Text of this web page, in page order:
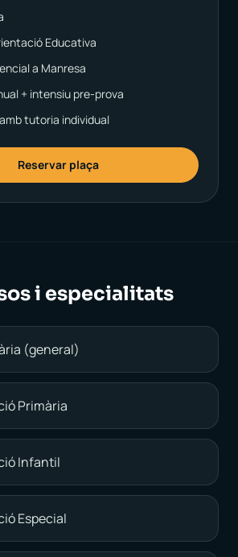
Educativa
a Manresa
+ intensiu pre-prova
tutoria individual
Reservar plaça
i especialitats
(general)
Primària
Infantil
Especial